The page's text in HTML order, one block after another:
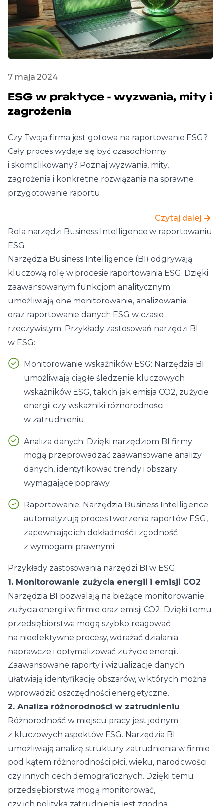
7 maja 2024
ESG w praktyce - wyzwania, mity i
zagrożenia
Czy Twoja firma jest gotowa na raportowanie ESG?
Cały proces wydaje się być czasochłonny
i skomplikowany? Poznaj wyzwania, mity,
zagrożenia i konkretne rozwiązania na sprawne
przygotowanie raportu.
Czytaj dalej
Rola narzędzi Business Intelligence w raportowaniu
ESG
Narzędzia Business Intelligence (BI) odgrywają
kluczową rolę w procesie raportowania ESG. Dzięki
zaawansowanym funkcjom analitycznym
umożliwiają one monitorowanie, analizowanie
oraz raportowanie danych ESG w czasie
rzeczywistym. Przykłady zastosowań narzędzi BI
w ESG:
Monitorowanie wskaźników ESG: Narzędzia BI
umożliwiają ciągłe śledzenie kluczowych
wskaźników ESG, takich jak emisja CO2, zużycie
energii czy wskaźniki różnorodności
w zatrudnieniu.
Analiza danych: Dzięki narzędziom BI firmy
mogą przeprowadzać zaawansowane analizy
danych, identyfikować trendy i obszary
wymagające poprawy.
Raportowanie: Narzędzia Business Intelligence
automatyzują proces tworzenia raportów ESG,
zapewniając ich dokładność i zgodność
z wymogami prawnymi.
Przykłady zastosowania narzędzi BI w ESG
1. Monitorowanie zużycia energii i emisji CO2
Narzędzia BI pozwalają na bieżące monitorowanie
zużycia energii w firmie oraz emisji CO2. Dzięki temu
przedsiębiorstwa mogą szybko reagować
na nieefektywne procesy, wdrażać działania
naprawcze i optymalizować zużycie energii.
Zaawansowane raporty i wizualizacje danych
ułatwiają identyfikację obszarów, w których można
wprowadzić oszczędności energetyczne.
2. Analiza różnorodności w zatrudnieniu
Różnorodność w miejscu pracy jest jednym
z kluczowych aspektów ESG. Narzędzia BI
umożliwiają analizę struktury zatrudnienia w firmie
pod kątem różnorodności płci, wieku, narodowości
czy innych cech demograficznych. Dzięki temu
przedsiębiorstwa mogą monitorować,
czy ich polityka zatrudnienia jest zgodna